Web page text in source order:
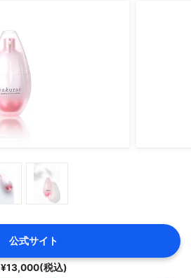
公式サイト
¥13,000(税込)